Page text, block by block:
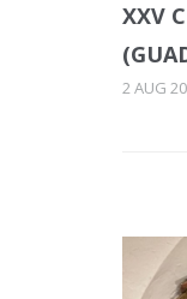
XXV
2 AUG